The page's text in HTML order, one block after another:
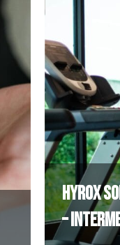
HYROX
–